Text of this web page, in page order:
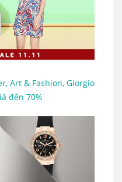
Art & Fashion, Giorgio
đến 70%